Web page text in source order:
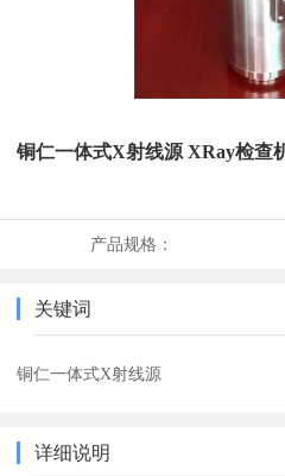
铜仁一体式X射线源 XRay检查
产品规格：
关键词
铜仁一体式X射线源
详细说明